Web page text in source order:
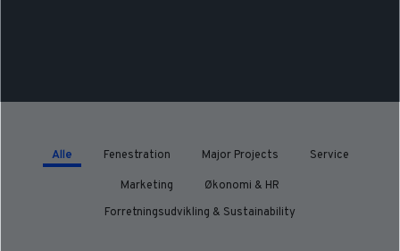
Alle Fenestration Major Projects Service
Marketing
Økonomi & HR
Forretningsudvikling & Sustainability